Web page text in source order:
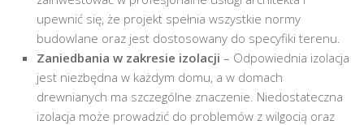
upewnić się, że projekt spełnia wszystkie normy
budowlane oraz jest dostosowany do specyfiki terenu.
Zaniedbania w zakresie izolacji – Odpowiednia izolacja
jest niezbędna w każdym domu, a w domach
drewnianych ma szczególne znaczenie. Niedostateczna
izolacja może prowadzić do problemów z wilgocią oraz